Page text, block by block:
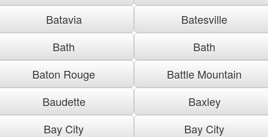
Batavia
Batesville
Bath
Bath
Baton Rouge
Battle Mountain
Baudette
Baxley
Bay City
Bay City